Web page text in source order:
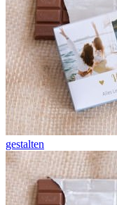
gestalten